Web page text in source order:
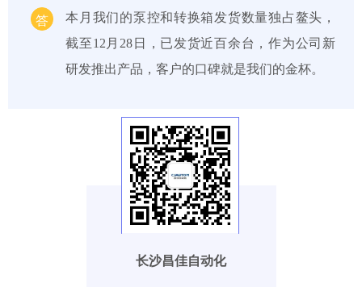
答
本月我们的泵控和转换箱发货数量独占鳌头，
截至12月28日，已发货近百余台，作为公司新
研发推出产品，客户的口碑就是我们的金杯。
长沙昌佳自动化